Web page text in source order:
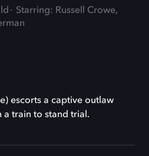
Starring: Russell Crowe,
escorts a captive outlaw
a train to stand trial.